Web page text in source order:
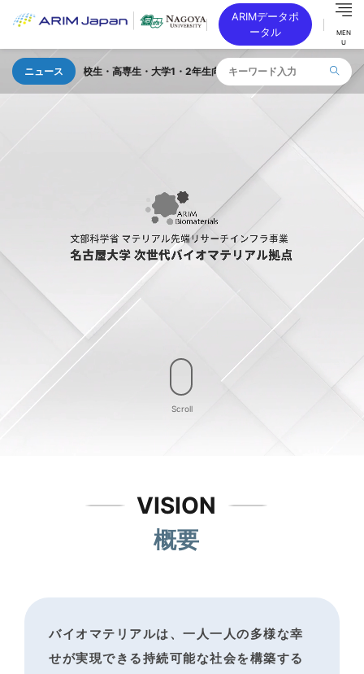
ARIMデータポ
ータル
MEN
U
ニュース
高校生・高専生・大学1・2年生向け 「TOKAI SEMICON DAY」を 2026
Scroll
VISION
概要
バイオマテリアルは、一人一人の多様な幸
せが実現できる持続可能な社会を構築する